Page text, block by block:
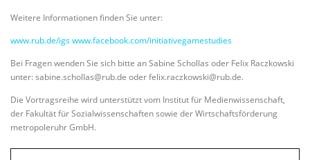
Weitere Informationen finden Sie unter:
www.rub.de/igs www.facebook.com/initiativegamestudies
Bei Fragen wenden Sie sich bitte an Sabine Schollas oder Felix Raczkowski
unter: sabine.schollas@rub.de oder felix.raczkowski@rub.de.
Die Vortragsreihe wird unterstützt vom Institut für Medienwissenschaft,
der Fakultät für Sozialwissenschaften sowie der Wirtschaftsförderung
metropoleruhr GmbH.